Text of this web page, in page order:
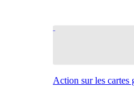
Action sur les cartes